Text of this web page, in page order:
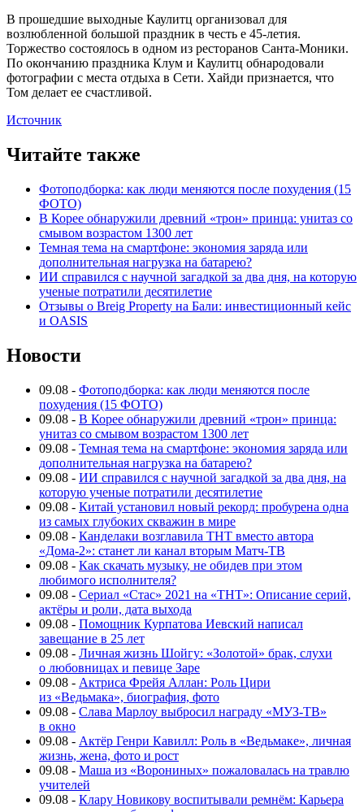
В прошедшие выходные Каулитц организовал для
возлюбленной большой праздник в честь е 45-летия.
Торжество состоялось в одном из ресторанов Санта-Моники.
По окончанию праздника Клум и Каулитц обнародовали
фотографии с места отдыха в Сети. Хайди признается, что
Том делает ее счастливой.
Источник
Читайте также
Фотоподборка: как люди меняются после похудения (15
ФОТО)
В Корее обнаружили древний «трон» принца: унитаз со
смывом возрастом 1300 лет
Темная тема на смартфоне: экономия заряда или
дополнительная нагрузка на батарею?
ИИ справился с научной загадкой за два дня, на которую
ученые потратили десятилетие
Отзывы о Breig Property на Бали: инвестиционный кейс
и OASIS
Новости
09.08 - Фотоподборка: как люди меняются после
похудения (15 ФОТО)
09.08 - В Корее обнаружили древний «трон» принца:
унитаз со смывом возрастом 1300 лет
09.08 - Темная тема на смартфоне: экономия заряда или
дополнительная нагрузка на батарею?
09.08 - ИИ справился с научной загадкой за два дня, на
которую ученые потратили десятилетие
09.08 - Китай установил новый рекорд: пробурена одна
из самых глубоких скважин в мире
09.08 - Канделаки возглавила ТНТ вместо автора
«Дома-2»: станет ли канал вторым Матч-ТВ
09.08 - Как скачать музыку, не обидев при этом
любимого исполнителя?
09.08 - Сериал «Стас» 2021 на «ТНТ»: Описание серий,
актёры и роли, дата выхода
09.08 - Помощник Курпатова Иевский написал
завещание в 25 лет
09.08 - Личная жизнь Шойгу: «Золотой» брак, слухи
о любовницах и певице Заре
09.08 - Актриса Фрейя Аллан: Роль Цири
из «Ведьмака», биография, фото
09.08 - Слава Марлоу выбросил награду «МУЗ-ТВ»
в окно
09.08 - Актёр Генри Кавилл: Роль в «Ведьмаке», личная
жизнь, жена, фото и рост
09.08 - Маша из «Ворониных» пожаловалась на травлю
учителей
09.08 - Клару Новикову воспитывали ремнём: Карьера